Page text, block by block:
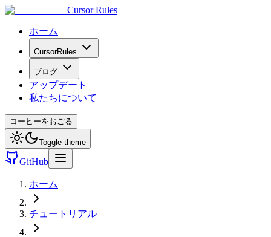
Cursor Rules
ホーム
CursorRules
ブログ
アップデート
私たちについて
コーヒーをおごる
Toggle theme
GitHub
ホーム
チュートリアル